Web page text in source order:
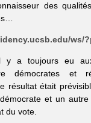
des
ws/
y a toujours eu
démocrates et
résultat était
et un
du vote.